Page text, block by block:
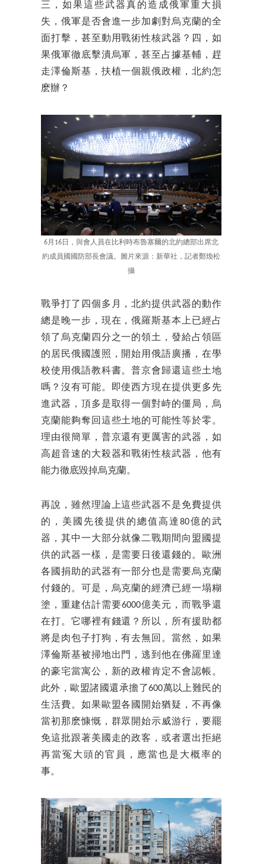
三，如果這些武器真的造成俄軍重大損
失，俄軍是否會進一步加劇對烏克蘭的全
面打擊，甚至動用戰術性核武器？四，如
果俄軍徹底擊潰烏軍，甚至占據基輔，趕
走澤倫斯基，扶植一個親俄政權，北約怎
麽辦？
6月16日，與會人員在比利時布魯塞爾的北約總部出席北
約成員國國防部長會議。圖片來源：新華社，記者鄭煥松
攝
戰爭打了四個多月，北約提供武器的動作
總是晚一步，現在，俄羅斯基本上已經占
領了烏克蘭四分之一的領土，發給占領區
的居民俄國護照，開始用俄語廣播，在學
校使用俄語教科書。普京會歸還這些土地
嗎？沒有可能。即使西方現在提供更多先
進武器，頂多是取得一個對峙的僵局，烏
克蘭能夠奪回這些土地的可能性等於零。
理由很簡單，普京還有更厲害的武器，如
高超音速的大殺器和戰術性核武器，他有
能力徹底毀掉烏克蘭。
再說，雖然理論上這些武器不是免費提供
的，美國先後提供的總值高達80億的武
器，其中一大部分就像二戰期間向盟國提
供的武器一樣，是需要日後還錢的。歐洲
各國捐助的武器有一部分也是需要烏克蘭
付錢的。可是，烏克蘭的經濟已經一塌糊
塗，重建估計需要6000億美元，而戰爭還
在打。它哪裡有錢還？所以，所有援助都
將是肉包子打狗，有去無回。當然，如果
澤倫斯基被掃地出門，逃到他在佛羅里達
的豪宅當寓公，新的政權肯定不會認帳。
此外，歐盟諸國還承擔了600萬以上難民的
生活費。如果歐盟各國開始猶疑，不再像
當初那麽慷慨，群眾開始示威游行，要罷
免這批跟著美國走的政客，或者選出拒絕
再當冤大頭的官員，應當也是大概率的
事。